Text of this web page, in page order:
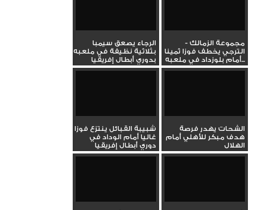
مجموعة الزمالك -
الترجي يخطف فوزا ثمينا
أمام بلوزداد في ملعبه...
الرجاء يصعق سيمبا
بثلاثية نظيفة في ملعبه
بدوري أبطال إفريقيا
الشحات يهدر فرصة
هدف مبكر للأهلي أمام
الهلال
شبيبة القبائل ينتزع فوزا
غاليا أمام الوداد في
دوري أبطال إفريقيا